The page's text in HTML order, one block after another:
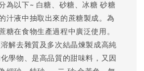
為以下~ 白糖、砂糖、冰糖 砂糖
汁液中抽取出來的蔗糖製成。為
糖在食物生產過程中廣泛使用。
解去雜質及多次結晶煉製成高純
學物、是高品質的甜味料，又因